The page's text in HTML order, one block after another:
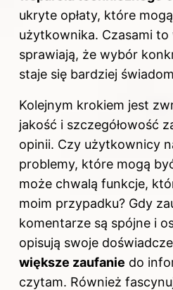
ukryte opłaty, które
użytkownika. Czasami to
sprawiają, że wybór
staje się bardziej
Kolejnym krokiem jest
jakość i szczegółowość
opinii. Czy użytkownicy
problemy, które mogą
może chwalą funkcje,
moim przypadku? Gdy
komentarze są spójne i
opisują swoje
większe zaufanie do
czytam. Również